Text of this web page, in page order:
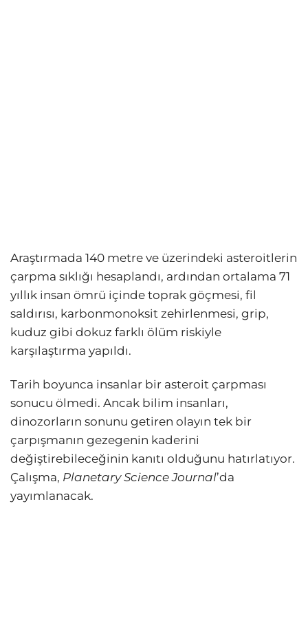
Araştırmada 140 metre ve üzerindeki asteroitlerin
çarpma sıklığı hesaplandı, ardından ortalama 71
yıllık insan ömrü içinde toprak göçmesi, fil
saldırısı, karbonmonoksit zehirlenmesi, grip,
kuduz gibi dokuz farklı ölüm riskiyle
karşılaştırma yapıldı.
Tarih boyunca insanlar bir asteroit çarpması
sonucu ölmedi. Ancak bilim insanları,
dinozorların sonunu getiren olayın tek bir
çarpışmanın gezegenin kaderini
değiştirebileceğinin kanıtı olduğunu hatırlatıyor.
Çalışma, Planetary Science Journal’da
yayımlanacak.